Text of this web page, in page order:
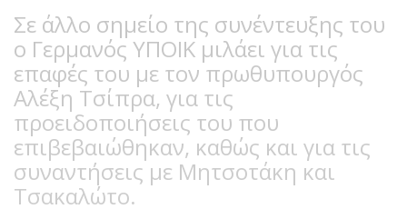
Σε άλλο σημείο της συνέντευξης του
ο Γερμανός ΥΠΟΙΚ μιλάει για τις
επαφές του με τον πρωθυπουργός
Αλέξη Τσίπρα, για τις
προειδοποιήσεις του που
επιβεβαιώθηκαν, καθώς και για τις
συναντήσεις με Μητσοτάκη και
Τσακαλώτο.